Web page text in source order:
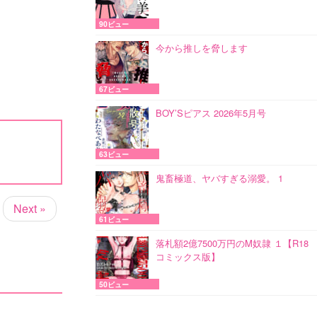
Next »
90ビュー
今から推しを脅します
67ビュー
BOY’Sピアス 2026年5月号
63ビュー
鬼畜極道、ヤバすぎる溺愛。 1
61ビュー
落札額2億7500万円のM奴隷 １【R18
コミックス版】
50ビュー